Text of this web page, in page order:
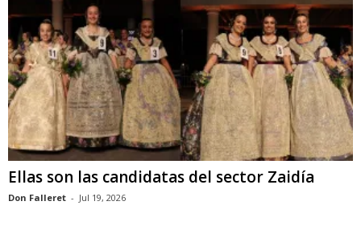
Ellas son las candidatas del sector Zaidía
Don Falleret - Jul 19, 2026